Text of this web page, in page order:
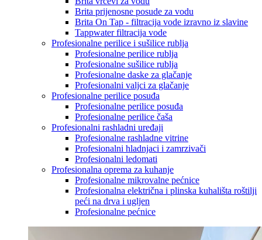
Brita prijenosne posude za vodu
Brita On Tap - filtracija vode izravno iz slavine
Tappwater filtracija vode
Profesionalne perilice i sušilice rublja
Profesionalne perilice rublja
Profesionalne sušilice rublja
Profesionalne daske za glačanje
Profesionalni valjci za glačanje
Profesionalne perilice posuđa
Profesionalne perilice posuđa
Profesionalne perilice čaša
Profesionalni rashladni uređaji
Profesionalne rashladne vitrine
Profesionalni hladnjaci i zamrzivači
Profesionalni ledomati
Profesionalna oprema za kuhanje
Profesionalne mikrovalne pećnice
Profesionalna električna i plinska kuhališta roštilji
peći na drva i ugljen
Profesionalne pećnice